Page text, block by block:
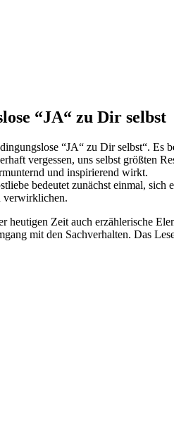
“JA“ zu Dir selbst
“JA“ zu Dir selbst“. Es
vergessen, uns selbst größten
und inspirierend wirkt.
bedeutet zunächst einmal, sich
verwirklichen.
Zeit auch erzählerische
mit den Sachverhalten. Das